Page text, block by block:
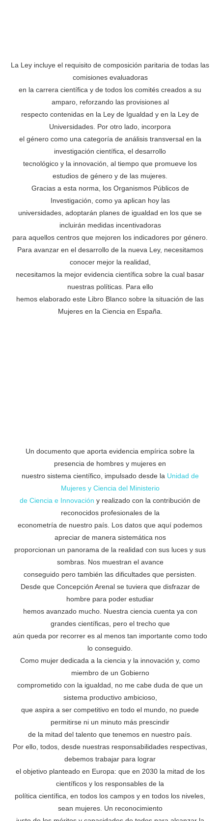
La Ley incluye el requisito de composición paritaria de todas las
comisiones evaluadoras
en la carrera científica y de todos los comités creados a su
amparo, reforzando las provisiones al
respecto contenidas en la Ley de Igualdad y en la Ley de
Universidades. Por otro lado, incorpora
el género como una categoría de análisis transversal en la
investigación científica, el desarrollo
tecnológico y la innovación, al tiempo que promueve los
estudios de género y de las mujeres.
Gracias a esta norma, los Organismos Públicos de
Investigación, como ya aplican hoy las
universidades, adoptarán planes de igualdad en los que se
incluirán medidas incentivadoras
para aquellos centros que mejoren los indicadores por género.
Para avanzar en el desarrollo de la nueva Ley, necesitamos
conocer mejor la realidad,
necesitamos la mejor evidencia científica sobre la cual basar
nuestras políticas. Para ello
hemos elaborado este Libro Blanco sobre la situación de las
Mujeres en la Ciencia en España.
Un documento que aporta evidencia empírica sobre la
presencia de hombres y mujeres en
nuestro sistema científico, impulsado desde la Unidad de
Mujeres y Ciencia del Ministerio
de Ciencia e Innovación y realizado con la contribución de
reconocidos profesionales de la
econometría de nuestro país. Los datos que aquí podemos
apreciar de manera sistemática nos
proporcionan un panorama de la realidad con sus luces y sus
sombras. Nos muestran el avance
conseguido pero también las dificultades que persisten.
Desde que Concepción Arenal se tuviera que disfrazar de
hombre para poder estudiar
hemos avanzado mucho. Nuestra ciencia cuenta ya con
grandes científicas, pero el trecho que
aún queda por recorrer es al menos tan importante como todo
lo conseguido.
Como mujer dedicada a la ciencia y la innovación y, como
miembro de un Gobierno
comprometido con la igualdad, no me cabe duda de que un
sistema productivo ambicioso,
que aspira a ser competitivo en todo el mundo, no puede
permitirse ni un minuto más prescindir
de la mitad del talento que tenemos en nuestro país.
Por ello, todos, desde nuestras responsabilidades respectivas,
debemos trabajar para lograr
el objetivo planteado en Europa: que en 2030 la mitad de los
científicos y los responsables de la
política científica, en todos los campos y en todos los niveles,
sean mujeres. Un reconocimiento